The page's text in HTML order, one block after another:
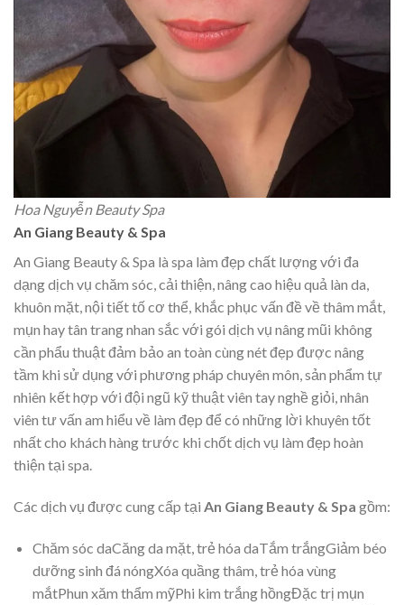
Hoa Nguyễn Beauty Spa
An Giang Beauty & Spa
An Giang Beauty & Spa là spa làm đẹp chất lượng với đa
dạng dịch vụ chăm sóc, cải thiện, nâng cao hiệu quả làn da,
khuôn mặt, nội tiết tố cơ thể, khắc phục vấn đề về thâm mắt,
mụn hay tân trang nhan sắc với gói dịch vụ nâng mũi không
cần phẩu thuật đảm bảo an toàn cùng nét đẹp được nâng
tầm khi sử dụng với phương pháp chuyên môn, sản phẩm tự
nhiên kết hợp với đội ngũ kỹ thuật viên tay nghề giỏi, nhân
viên tư vấn am hiểu về làm đẹp để có những lời khuyên tốt
nhất cho khách hàng trước khi chốt dịch vụ làm đẹp hoàn
thiện tại spa.
Các dịch vụ được cung cấp tại An Giang Beauty & Spa gồm:
Chăm sóc daCăng da mặt, trẻ hóa daTắm trắngGiảm béo
dưỡng sinh đá nóngXóa quầng thâm, trẻ hóa vùng
mắtPhun xăm thẩm mỹPhi kim trắng hồngĐặc trị mụn